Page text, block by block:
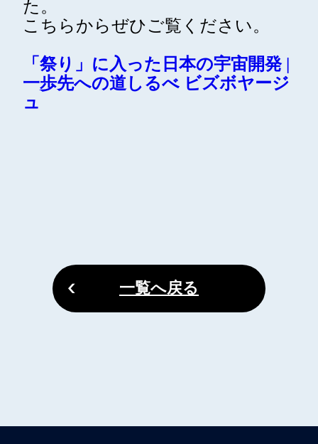
た。
こちらからぜひご覧ください。
「祭り」に入った日本の宇宙開発 |
一歩先への道しるべ ビズボヤージ
ュ
一覧へ戻る